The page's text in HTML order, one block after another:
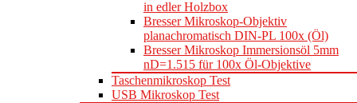
in edler Holzbox
Bresser Mikroskop-Objektiv
planachromatisch DIN-PL 100x (Öl)
Bresser Mikroskop Immersionsöl 5mm
nD=1.515 für 100x Öl-Objektive
Taschenmikroskop Test
USB Mikroskop Test